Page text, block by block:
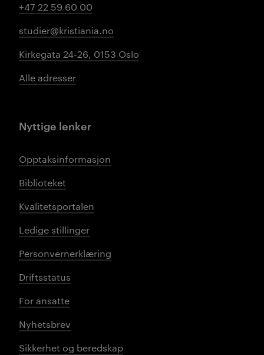
+47 22 59 60 00
studier@kristiania.no
Kirkegata 24-26, 0153 Oslo
Alle adresser
Nyttige lenker
Opptaksinformasjon
Biblioteket
Kvalitetsportalen
Ledige stillinger
Personvernerklæring
Driftsstatus
For ansatte
Nyhetsbrev
Sikkerhet og beredskap